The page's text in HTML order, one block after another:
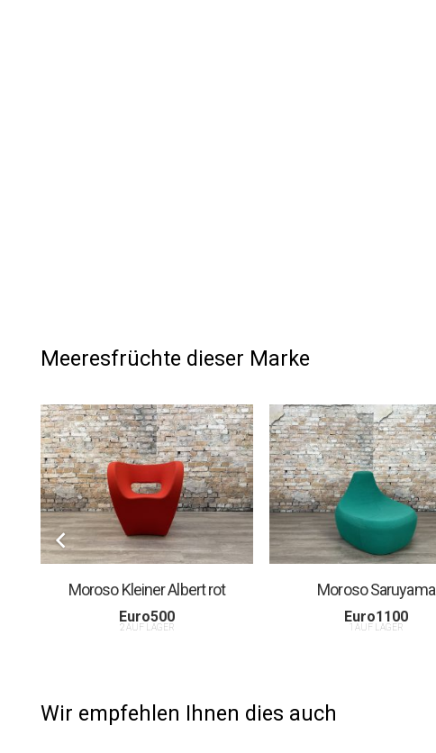
Meeresfrüchte dieser Marke
Moroso Kleiner Albert rot
Euro500
2 AUF LAGER
Moroso Saruyama
Euro1100
1 AUF LAGER
Wir empfehlen Ihnen dies auch